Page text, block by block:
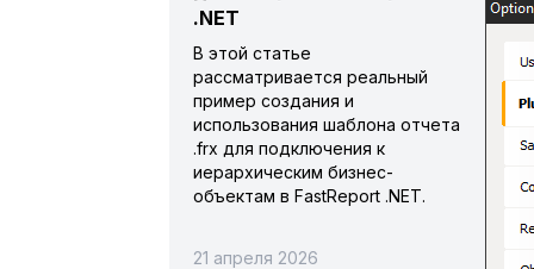
.NET
В этой статье
рассматривается реальный
пример создания и
использования шаблона отчета
.frx для подключения к
иерархическим бизнес-
объектам в FastReport .NET.
21 апреля 2026